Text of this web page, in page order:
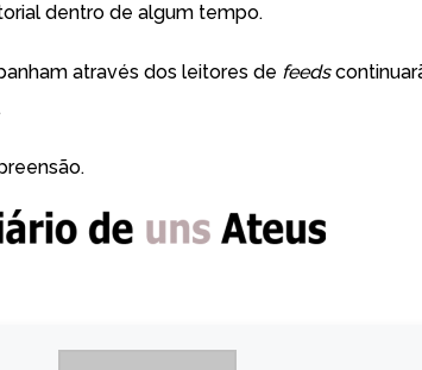
dentro de algum tempo.
através dos leitores de feeds